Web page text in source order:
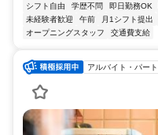
シフト自由
学歴不問 即日勤務OK
未経験者歓迎
午前 月1シフト提出
オープニングスタッフ
交通費支給
アルバイト・パート